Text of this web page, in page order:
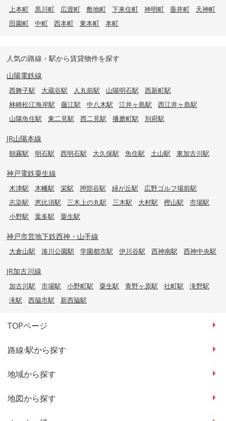
上本町
黒川町 広渡町 敷地町 下来住町 神明町 垂井町
天神町
田園町
中町 西本町 東本町 本町
人気の路線・駅から賃貸物件を探す
山陽電鉄線
西舞子駅 大蔵谷駅 人丸前駅 山陽明石駅
西新町駅
林崎松江海岸駅
藤江駅 中八木駅 江井ヶ島駅
西江井ヶ島駅
山陽魚住駅
東二見駅 西二見駅 播磨町駅 別府駅
JR山陽本線
朝霧駅 明石駅 西明石駅 大久保駅 魚住駅 土山駅 東加古川駅
神戸電鉄粟生線
木津駅 木幡駅 栄駅 押部谷駅 緑が丘駅
広野ゴルフ場前駅
志染駅
恵比須駅 三木上の丸駅 三木駅 大村駅 樫山駅
市場駅
小野駅
葉多駅 粟生駅
神戸市営地下鉄西神・山手線
大倉山駅 湊川公園駅 学園都市駅 伊川谷駅 西神南駅 西神中央駅
JR加古川線
加古川駅 市場駅 小野町駅 粟生駅 青野ヶ原駅 社町駅
滝野駅
滝駅
西脇市駅 新西脇駅
TOPページ
路線·駅から探す
地域から探す
地図から探す